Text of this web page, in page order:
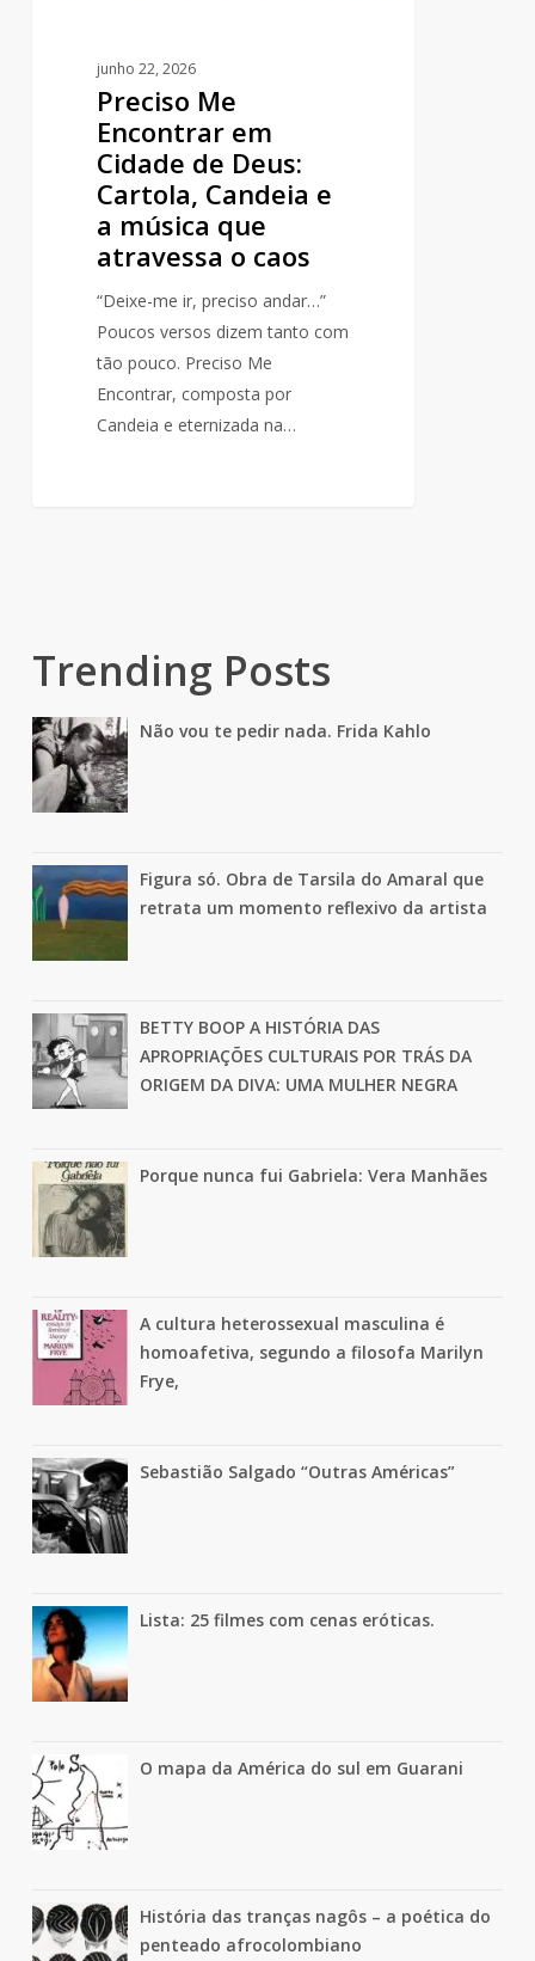
atravessa
junho 22, 2026
Preciso Me
Encontrar em
Cidade de Deus:
Cartola, Candeia e
a música que
atravessa o caos
“Deixe-me ir, preciso andar…”
Poucos versos dizem tanto com
tão pouco. Preciso Me
Encontrar, composta por
Candeia e eternizada na…
Trending Posts
Não vou te pedir nada. Frida Kahlo
Figura só. Obra de Tarsila do Amaral que
retrata um momento reflexivo da artista
BETTY BOOP A HISTÓRIA DAS
APROPRIAÇÕES CULTURAIS POR TRÁS DA
ORIGEM DA DIVA: UMA MULHER NEGRA
Porque nunca fui Gabriela: Vera Manhães
A cultura heterossexual masculina é
homoafetiva, segundo a filosofa Marilyn
Frye,
Sebastião Salgado “Outras Américas”
Lista: 25 filmes com cenas eróticas.
O mapa da América do sul em Guarani
História das tranças nagôs – a poética do
penteado afrocolombiano